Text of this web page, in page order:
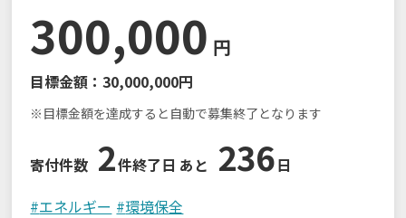
300,000 円
目標金額：30,000,000円
※目標金額を達成すると自動で募集終了となります
寄付件数 2件終了日 あと 236日
#エネルギー #環境保全